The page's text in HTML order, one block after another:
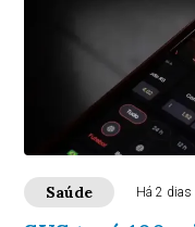
Saúde Há 2 dias